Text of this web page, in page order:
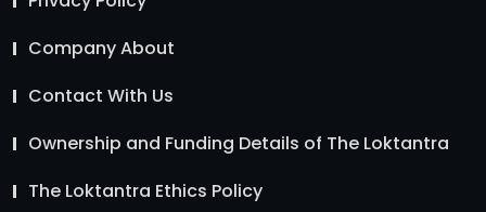
Company About
Contact With Us
Ownership and Funding Details of The Loktantra
The Loktantra Ethics Policy